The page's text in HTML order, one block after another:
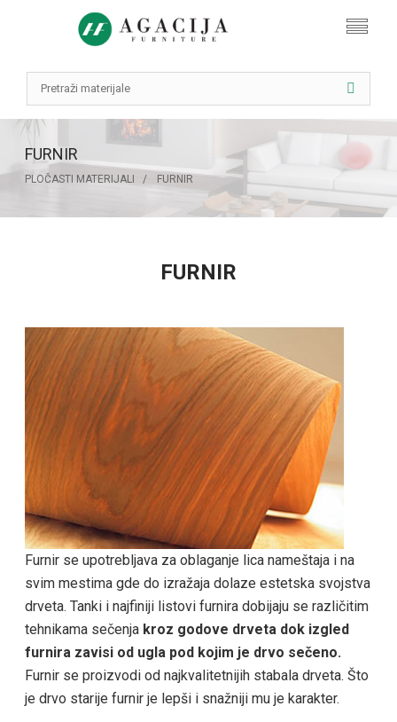
FURNIR
PLOČASTI MATERIJALI FURNIR
FURNIR
Furnir se upotrebljava za oblaganje lica nameštaja i na
svim mestima gde do izražaja dolaze estetska svojstva
drveta. Tanki i najfiniji listovi furnira dobijaju se različitim
tehnikama sečenja kroz godove drveta dok izgled
furnira zavisi od ugla pod kojim je drvo sečeno.
Furnir se proizvodi od najkvalitetnijih stabala drveta. Što
je drvo starije furnir je lepši i snažniji mu je karakter.